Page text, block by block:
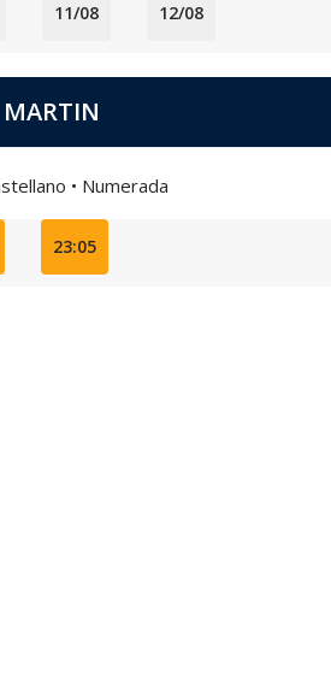
11/08 12/08
• Numerada
23:05